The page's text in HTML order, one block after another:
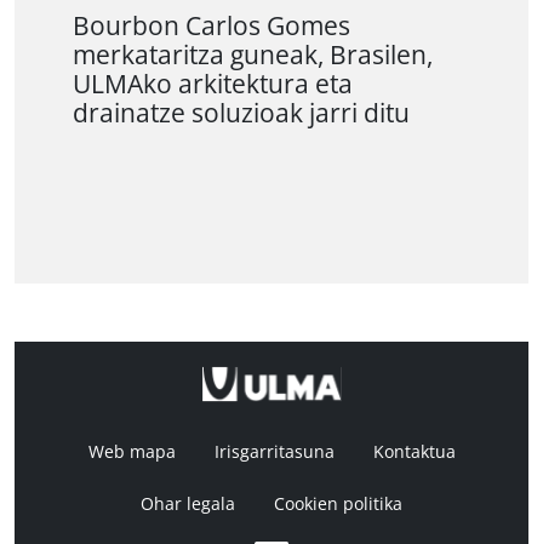
Bourbon Carlos Gomes
merkataritza guneak, Brasilen,
ULMAko arkitektura eta
drainatze soluzioak jarri ditu
Web mapa Irisgarritasuna Kontaktua
Ohar legala Cookien politika